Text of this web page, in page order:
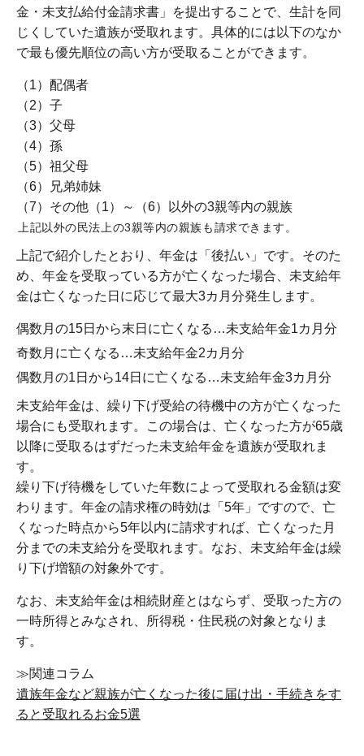
金・未支払給付金請求書」を提出することで、生計を同
じくしていた遺族が受取れます。具体的には以下のなか
で最も優先順位の高い方が受取ることができます。
（1）配偶者
（2）子
（3）父母
（4）孫
（5）祖父母
（6）兄弟姉妹
（7）その他（1）～（6）以外の3親等内の親族
上記以外の民法上の3親等内の親族も請求できます。
上記で紹介したとおり、年金は「後払い」です。そのた
め、年金を受取っている方が亡くなった場合、未支給年
金は亡くなった日に応じて最大3カ月分発生します。
偶数月の15日から末日に亡くなる…未支給年金1カ月分
奇数月に亡くなる…未支給年金2カ月分
偶数月の1日から14日に亡くなる…未支給年金3カ月分
未支給年金は、繰り下げ受給の待機中の方が亡くなった
場合にも受取れます。この場合は、亡くなった方が65歳
以降に受取るはずだった未支給年金を遺族が受取れま
す。
繰り下げ待機をしていた年数によって受取れる金額は変
わります。年金の請求権の時効は「5年」ですので、亡
くなった時点から5年以内に請求すれば、亡くなった月
分までの未支給分を受取れます。なお、未支給年金は繰
り下げ増額の対象外です。
なお、未支給年金は相続財産とはならず、受取った方の
一時所得とみなされ、所得税・住民税の対象となりま
す。
≫関連コラム
遺族年金など親族が亡くなった後に届け出・手続きをす
ると受取れるお金5選